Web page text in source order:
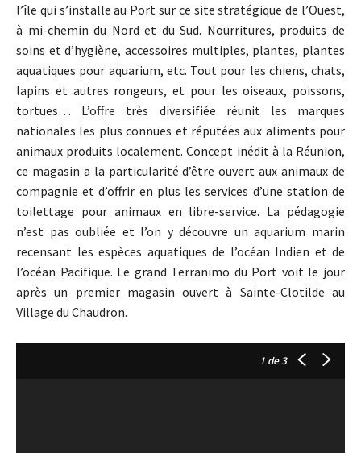
l’île qui s’installe au Port sur ce site stratégique de l’Ouest,
à mi-chemin du Nord et du Sud. Nourritures, produits de
soins et d’hygiène, accessoires multiples, plantes, plantes
aquatiques pour aquarium, etc. Tout pour les chiens, chats,
lapins et autres rongeurs, et pour les oiseaux, poissons,
tortues… L’offre très diversifiée réunit les marques
nationales les plus connues et réputées aux aliments pour
animaux produits localement. Concept inédit à la Réunion,
ce magasin a la particularité d’être ouvert aux animaux de
compagnie et d’offrir en plus les services d’une station de
toilettage pour animaux en libre-service. La pédagogie
n’est pas oubliée et l’on y découvre un aquarium marin
recensant les espèces aquatiques de l’océan Indien et de
l’océan Pacifique. Le grand Terranimo du Port voit le jour
après un premier magasin ouvert à Sainte-Clotilde au
Village du Chaudron.
1 de 3